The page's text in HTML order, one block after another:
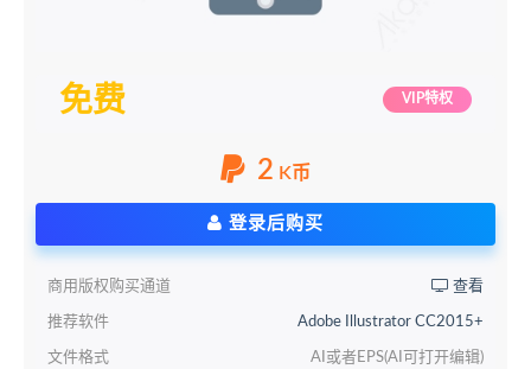
免费 VIP特权
2 K币
登录后购买
商用版权购买通道 查看
推荐软件 Adobe Illustrator CC2015+
文件格式 AI或者EPS(AI可打开编辑)